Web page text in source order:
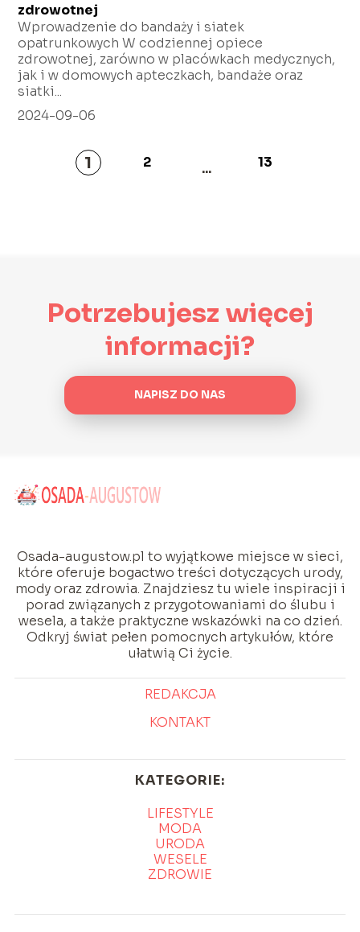
zdrowotnej
Wprowadzenie do bandaży i siatek
opatrunkowych W codziennej opiece
zdrowotnej, zarówno w placówkach medycznych,
jak i w domowych apteczkach, bandaże oraz
siatki...
2024-09-06
1 2 ... 13
Potrzebujesz więcej
informacji?
NAPISZ DO NAS
Osada-augustow.pl to wyjątkowe miejsce w sieci,
które oferuje bogactwo treści dotyczących urody,
mody oraz zdrowia. Znajdziesz tu wiele inspiracji i
porad związanych z przygotowaniami do ślubu i
wesela, a także praktyczne wskazówki na co dzień.
Odkryj świat pełen pomocnych artykułów, które
ułatwią Ci życie.
REDAKCJA
KONTAKT
KATEGORIE:
LIFESTYLE
MODA
URODA
WESELE
ZDROWIE